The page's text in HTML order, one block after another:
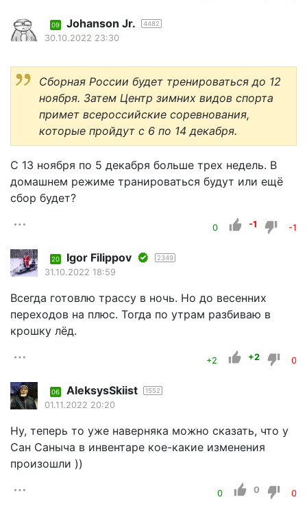
09 Johanson Jr. 4482
30.10.2022 23:30
Сборная России будет тренироваться до 12
ноября. Затем Центр зимних видов спорта
примет всероссийские соревнования,
которые пройдут с 6 по 14 декабря.
С 13 ноября по 5 декабря больше трех недель. В
домашнем режиме транироваться будут или ещё
сбор будет?
0 -1 -1
20 Igor Filippov 2349
31.10.2022 18:59
Всегда готовлю трассу в ночь. Но до весенних
переходов на плюс. Тогда по утрам разбиваю в
крошку лёд.
+2 +2 0
06 AleksysSkiist 1552
01.11.2022 20:20
Ну, теперь то уже наверняка можно сказать, что у
Сан Саныча в инвентаре кое-какие изменения
произошли ))
0 0 0